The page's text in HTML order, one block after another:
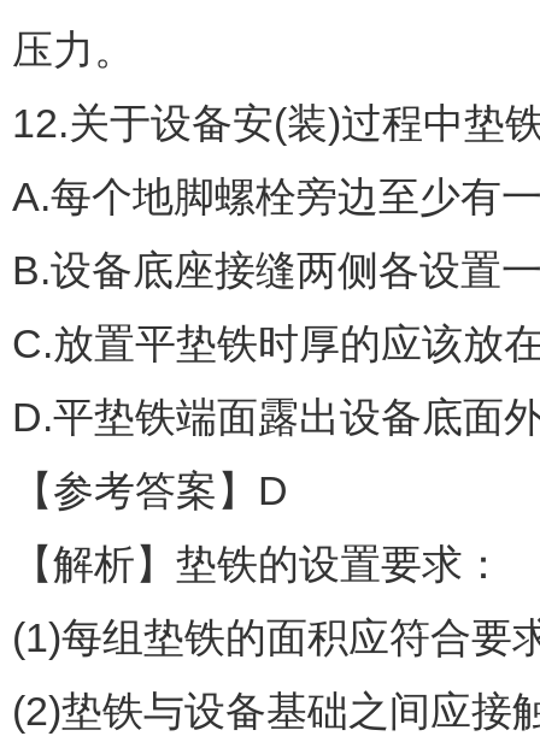
压力。
12.关于设备安(装)过程中垫
A.每个地脚螺栓旁边至少有
B.设备底座接缝两侧各设置
C.放置平垫铁时厚的应该放
D.平垫铁端面露出设备底面
【参考答案】D
【解析】垫铁的设置要求：
(1)每组垫铁的面积应符合要
(2)垫铁与设备基础之间应接